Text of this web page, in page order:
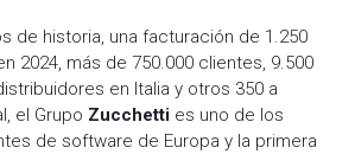
de historia, una facturación de 1.250
2024, más de 750.000 clientes, 9.500
en Italia y otros 350 a
el Grupo Zucchetti es uno de los
de software de Europa y la primera